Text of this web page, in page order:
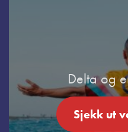
Delta og
Sjekk ut